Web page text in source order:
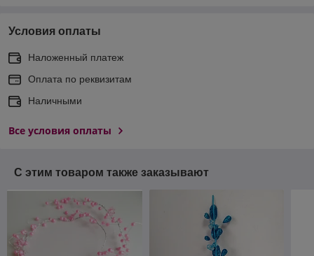
Условия оплаты
Наложенный платеж
Оплата по реквизитам
Наличными
Все условия оплаты
С этим товаром также заказывают